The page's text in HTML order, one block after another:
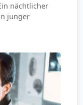
nächtlicher
junger